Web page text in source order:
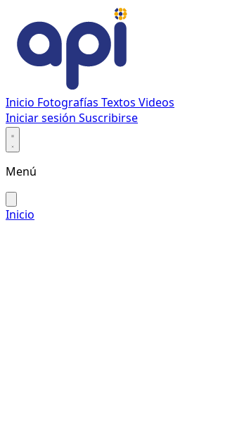
Inicio Fotografías Textos Videos
Iniciar sesión Suscribirse
Menú
Inicio